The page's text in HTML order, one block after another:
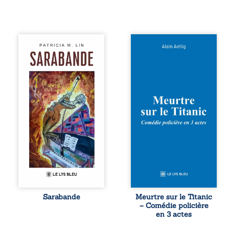
Aux chants
crépitants de l’été,
Sous le silence
ouaté de la neige
en hiver, Au cours
de nuits pâles,
Dans la clarté
bienveillante de la
lune, Rêves,
pensées, révoltes
et espoirs… Des
mots s’assemblent,
colorés, rebelles
aux règles de la
poésie, mais
chantant en
forment une
sarabande,
Sarabande
Et si le naufrage
en 1912, un
meurtre est
commis. Le drame
disparaît avec le
tard, la
l’épave fait
resurgir un secret
que l’on croyait
perdu. Dans un
Meurtre sur le Titanic
– Comédie policière
en 3 actes